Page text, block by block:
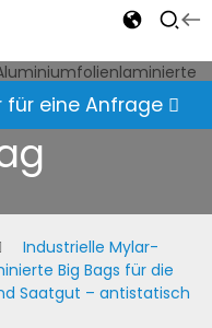
für eine Anfrage
Industrielle Mylar-
Big Bags für die
Saatgut – antistatisch